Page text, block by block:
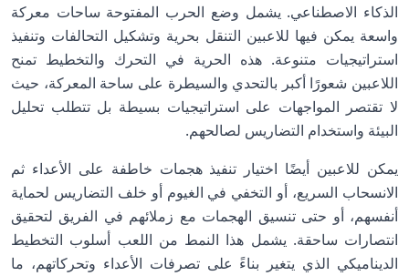
الذكاء الاصطناعي. يشمل وضع الحرب المفتوحة ساحات معركة
واسعة يمكن فيها للاعبين التنقل بحرية وتشكيل التحالفات وتنفيذ
استراتيجيات متنوعة. هذه الحرية في التحرك والتخطيط تمنح
اللاعبين شعورًا أكبر بالتحدي والسيطرة على ساحة المعركة، حيث
لا تقتصر المواجهات على استراتيجيات بسيطة بل تتطلب تحليل
البيئة واستخدام التضاريس لصالحهم.
يمكن للاعبين أيضًا اختيار تنفيذ هجمات خاطفة على الأعداء ثم
الانسحاب السريع، أو التخفي في الغيوم أو خلف التضاريس لحماية
أنفسهم، أو حتى تنسيق الهجمات مع زملائهم في الفريق لتحقيق
انتصارات ساحقة. يشمل هذا النمط من اللعب أسلوب التخطيط
الديناميكي الذي يتغير بناءً على تصرفات الأعداء وتحركاتهم، ما